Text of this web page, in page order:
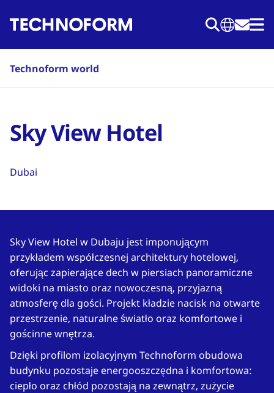
do
Technoform world
Sky View Hotel
Dubai
Sky View Hotel w Dubaju jest imponującym
przykładem współczesnej architektury hotelowej,
oferując zapierające dech w piersiach panoramiczne
widoki na miasto oraz nowoczesną, przyjazną
atmosferę dla gości. Projekt kładzie nacisk na otwarte
przestrzenie, naturalne światło oraz komfortowe i
gościnne wnętrza.
Dzięki profilom izolacyjnym Technoform obudowa
budynku pozostaje energooszczędna i komfortowa:
ciepło oraz chłód pozostają na zewnątrz, zużycie